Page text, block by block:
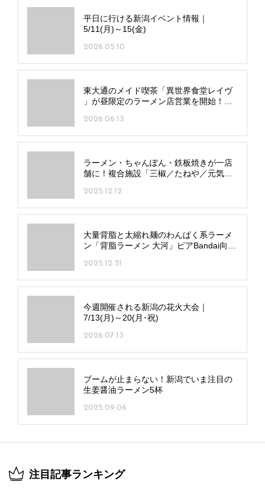
平日に行ける新潟イベント情報｜
5/11(月)～15(金)
2026.05.10
東大通のメイド喫茶「異世界食堂レイヴ
」が昼限定のラーメン店営業を開始！シ
飲みも
2026.06.13
ラーメン・ちゃんぽん・鉄板焼きが一店
舗に！複合施設「三椒／たねや／元気
2025.12.12
大量背脂と太縮れ麺のわんぱく系ラーメ
ン「背脂ラーメン 大河」ピアBandai向か
2025.12.31
今週開催される新潟の花火大会｜
7/13(月)～20(月･祝)
2026.07.13
ブームが止まらない！新潟でいま注目の
生姜醤油ラーメン5杯
2025.09.06
注目記事ランキング